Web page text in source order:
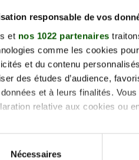
responsable de vos
et nos 1022 partenaires
comme les cookies
et du contenu
des études d’audience,
et à leurs finalités.
relative aux cookies ou
le permettez, nous aimerions
Collecter des informations
Nécessaires